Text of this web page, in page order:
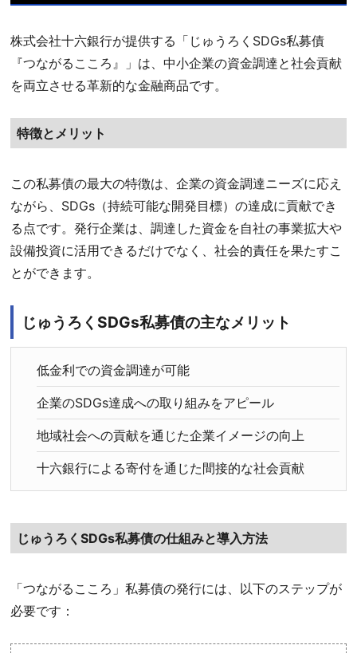
株式会社十六銀行が提供する「じゅうろくSDGs私募債
『つながるこころ』」は、中小企業の資金調達と社会貢献
を両立させる革新的な金融商品です。
特徴とメリット
この私募債の最大の特徴は、企業の資金調達ニーズに応え
ながら、SDGs（持続可能な開発目標）の達成に貢献でき
る点です。発行企業は、調達した資金を自社の事業拡大や
設備投資に活用できるだけでなく、社会的責任を果たすこ
とができます。
じゅうろくSDGs私募債の主なメリット
低金利での資金調達が可能
企業のSDGs達成への取り組みをアピール
地域社会への貢献を通じた企業イメージの向上
十六銀行による寄付を通じた間接的な社会貢献
じゅうろくSDGs私募債の仕組みと導入方法
「つながるこころ」私募債の発行には、以下のステップが
必要です：